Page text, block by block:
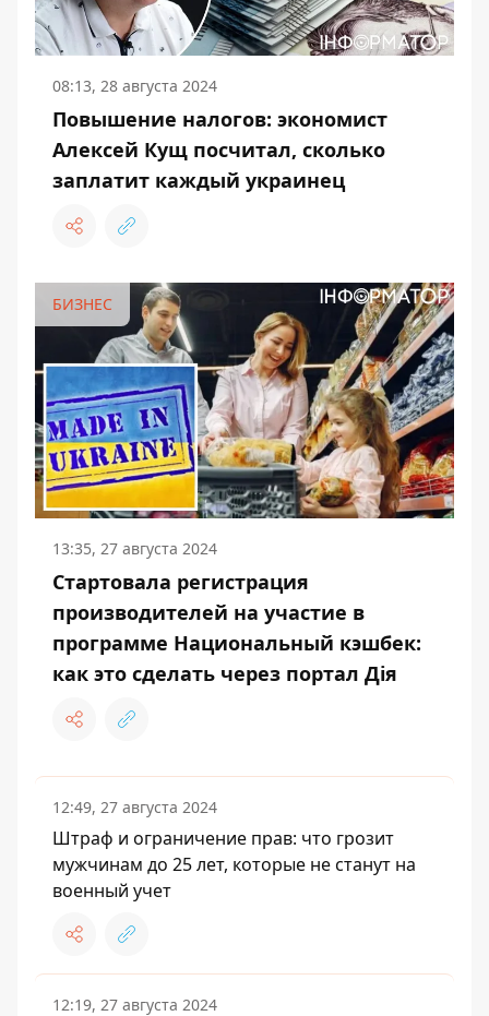
08:13, 28 августа 2024
Повышение налогов: экономист
Алексей Кущ посчитал, сколько
заплатит каждый украинец
БИЗНЕС
13:35, 27 августа 2024
Стартовала регистрация
производителей на участие в
программе Национальный кэшбек:
как это сделать через портал Дія
12:49, 27 августа 2024
Штраф и ограничение прав: что грозит
мужчинам до 25 лет, которые не станут на
военный учет
12:19, 27 августа 2024